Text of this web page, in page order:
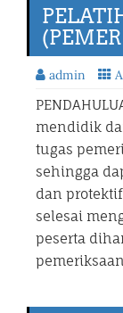
admin
mendidik
tugas
sehingga
dan
selesai
peserta
pemeriksaan